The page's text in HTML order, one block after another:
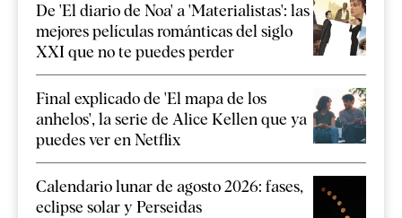
De 'El diario de Noa' a 'Materialistas': las
mejores películas románticas del siglo
XXI que no te puedes perder
Final explicado de 'El mapa de los
anhelos', la serie de Alice Kellen que ya
puedes ver en Netflix
Calendario lunar de agosto 2026: fases,
eclipse solar y Perseidas